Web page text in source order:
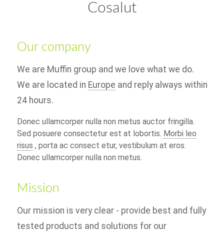
Cosalut
Our company
We are Muffin group and we love what we do.
We are located in Europe and reply always within
24 hours.
Donec ullamcorper nulla non metus auctor fringilla.
Sed posuere consectetur est at lobortis. Morbi leo
risus , porta ac consect etur, vestibulum at eros.
Donec ullamcorper nulla non metus.
Mission
Our mission is very clear - provide best and fully
tested products and solutions for our